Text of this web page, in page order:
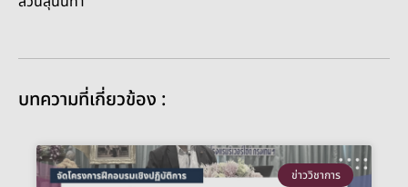
บทความที่เกี่ยวข้อง :
ข่าววิชาการ